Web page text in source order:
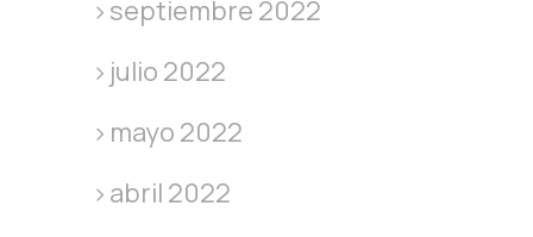
septiembre 2022
julio 2022
mayo 2022
abril 2022